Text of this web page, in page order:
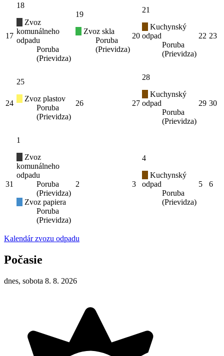
17
18
Zvoz
komunálneho
odpadu
Poruba
(Prievidza)
19
Zvoz skla
Poruba
(Prievidza)
20
21
Kuchynský
odpad
Poruba
(Prievidza)
22 23
24
25
Zvoz plastov
Poruba
(Prievidza)
26 27
28
Kuchynský
odpad
Poruba
(Prievidza)
29 30
31
1
Zvoz
komunálneho
odpadu
Poruba
(Prievidza)
Zvoz papiera
Poruba
(Prievidza)
2 3
4
Kuchynský
odpad
Poruba
(Prievidza)
5 6
Kalendár zvozu odpadu
Počasie
dnes, sobota 8. 8. 2026